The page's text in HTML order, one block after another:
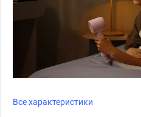
Все характеристики